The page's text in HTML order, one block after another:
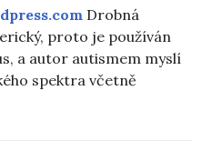
Drobná
proto je používán
a autor autismem myslí
spektra včetně